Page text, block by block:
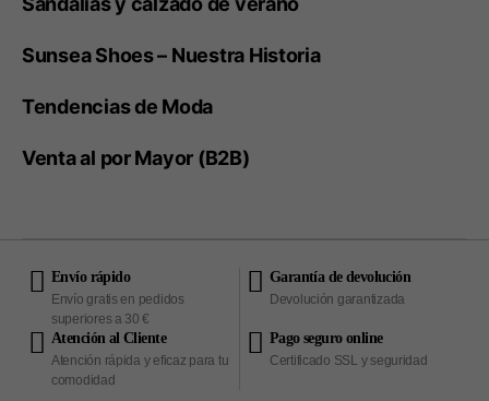
Sunsea Shoes – Nuestra Historia
Tendencias de Moda
Venta al por Mayor (B2B)
Envío rápido
Envío gratis en pedidos
superiores a 30 €
Garantía de devolución
Devolución garantizada
Atención al Cliente
Atención rápida y eficaz para tu
comodidad
Pago seguro online
Certificado SSL y seguridad